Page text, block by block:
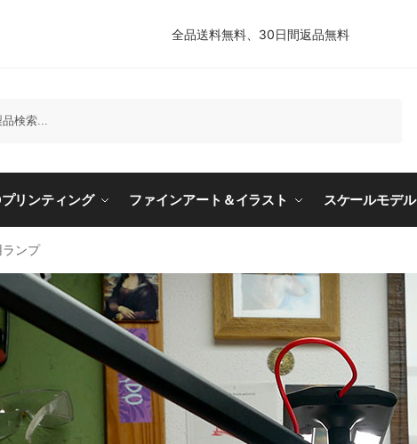
全品送料無料、30日間返品無料
リンティング ファインアート＆イラスト スケールモデル
ランプ